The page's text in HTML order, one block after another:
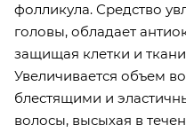
фолликула. Средство
головы, обладает
защищая клетки и
Увеличивается объем
блестящими и
волосы, высыхая в